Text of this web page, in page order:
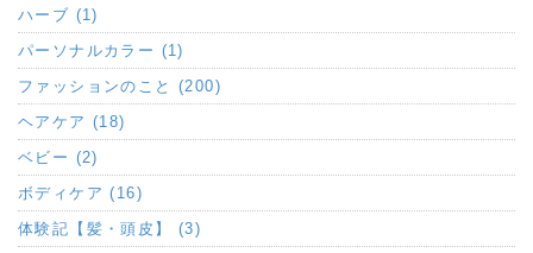
ハーブ (1)
パーソナルカラー (1)
ファッションのこと (200)
ヘアケア (18)
ベビー (2)
ボディケア (16)
体験記【髪・頭皮】 (3)